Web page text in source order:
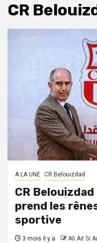
CR
A LA UNE CR Belouizdad
CR
prend les
sportive
3 mois il y a Ali Ait Si